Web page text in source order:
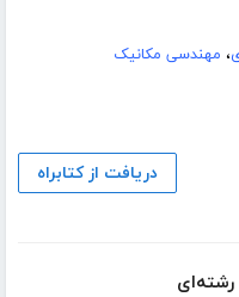
، مهندسی مکانیک
دریافت از کتابراه
رشته‌ای